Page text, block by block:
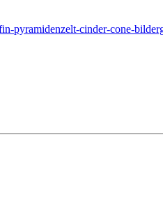
pyramidenzelt-cinder-cone-